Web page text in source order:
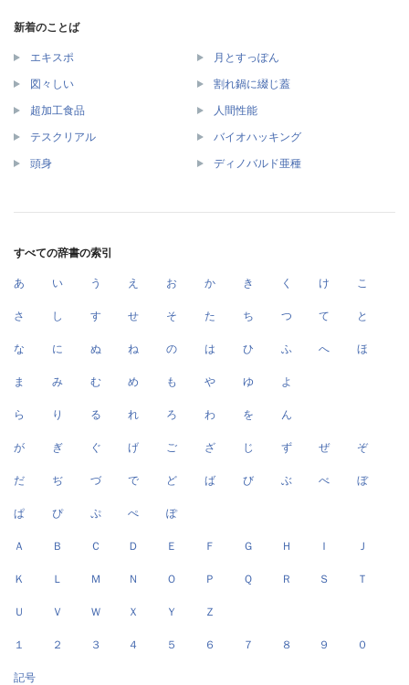
新着のことば
エキスポ 月とすっぽん
図々しい 割れ鍋に綴じ蓋
超加工食品 人間性能
テスクリアル バイオハッキング
頭身 ディノバルド亜種
すべての辞書の索引
あ い う え お か き く け こ
さ し す せ そ た ち つ て と
な に ぬ ね の は ひ ふ へ ほ
ま み む め も や ゆ よ
ら り る れ ろ わ を ん
が ぎ ぐ げ ご ざ じ ず ぜ ぞ
だ ぢ づ で ど ば び ぶ べ ぼ
ぱ ぴ ぷ ぺ ぽ
Ａ Ｂ Ｃ Ｄ Ｅ Ｆ Ｇ Ｈ Ｉ Ｊ
Ｋ Ｌ Ｍ Ｎ Ｏ Ｐ Ｑ Ｒ Ｓ Ｔ
Ｕ Ｖ Ｗ Ｘ Ｙ Ｚ
１ ２ ３ ４ ５ ６ ７ ８ ９ ０
記号